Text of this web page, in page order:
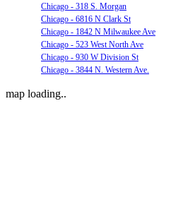
Chicago - 318 S. Morgan
Chicago - 6816 N Clark St
Chicago - 1842 N Milwaukee Ave
Chicago - 523 West North Ave
Chicago - 930 W Division St
Chicago - 3844 N. Western Ave.
map loading..